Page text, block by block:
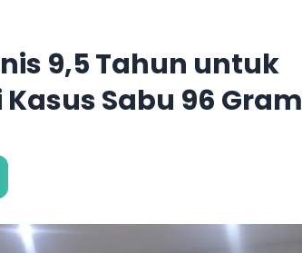
9,5 Tahun untuk
Sabu 96 Gram